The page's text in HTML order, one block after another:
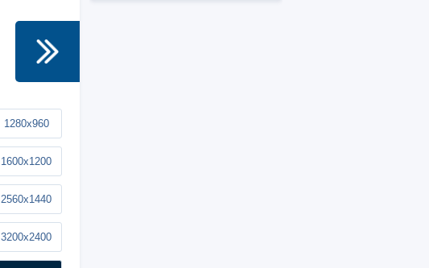
1280x960
1600x1200
2560x1440
3200x2400